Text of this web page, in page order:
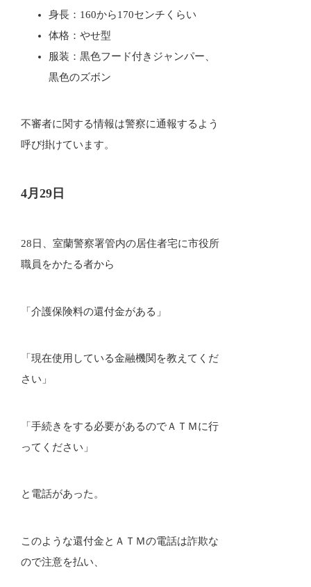
身長：160から170センチくらい
体格：やせ型
服装：黒色フード付きジャンパー、
黒色のズボン
不審者に関する情報は警察に通報するよう
呼び掛けています。
4月29日
28日、室蘭警察署管内の居住者宅に市役所
職員をかたる者から
「介護保険料の還付金がある」
「現在使用している金融機関を教えてくだ
さい」
「手続きをする必要があるのでＡＴＭに行
ってください」
と電話があった。
このような還付金とＡＴＭの電話は詐欺な
ので注意を払い、